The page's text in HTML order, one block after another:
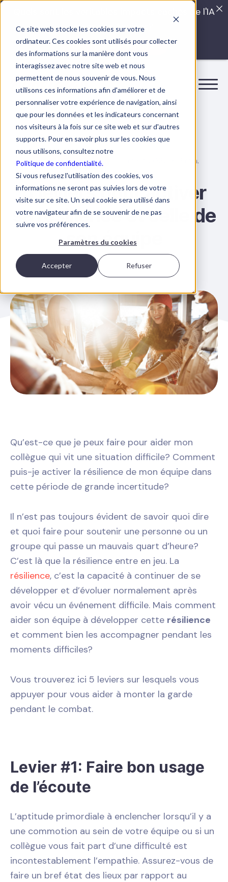
Ce site web stocke les cookies sur votre
ordinateur. Ces cookies sont utilisés pour collecter
des informations sur la manière dont vous
interagissez avec notre site web et nous
permettent de nous souvenir de vous. Nous
utilisons ces informations afin d'améliorer et de
personnaliser votre expérience de navigation, ainsi
que pour les données et les indicateurs concernant
nos visiteurs à la fois sur ce site web et sur d'autres
supports. Pour en savoir plus sur les cookies que
nous utilisons, consultez notre
Politique de confidentialité.
Si vous refusez l'utilisation des cookies, vos
informations ne seront pas suivies lors de votre
visite sur ce site. Un seul cookie sera utilisé dans
votre navigateur afin de se souvenir de ne pas
suivre vos préférences.
Paramètres du cookies
Accepter Refuser
Bien-être au travail 6 min.
5 leviers pour activer
sa résilience et celle de
son équipe
Qu’est-ce que je peux faire pour aider mon
collègue qui vit une situation difficile? Comment
puis-je activer la résilience de mon équipe dans
cette période de grande incertitude?
Il n’est pas toujours évident de savoir quoi dire
et quoi faire pour soutenir une personne ou un
groupe qui passe un mauvais quart d’heure?
C’est là que la résilience entre en jeu. La
résilience, c’est la capacité à continuer de se
développer et d’évoluer normalement après
avoir vécu un événement difficile. Mais comment
aider son équipe à développer cette résilience
et comment bien les accompagner pendant les
moments difficiles?
Vous trouverez ici 5 leviers sur lesquels vous
appuyer pour vous aider à monter la garde
pendant le combat.
Levier #1: Faire bon usage
de l’écoute
L’aptitude primordiale à enclencher lorsqu’il y a
une commotion au sein de votre équipe ou si un
collègue vous fait part d’une difficulté est
incontestablement l’empathie. Assurez-vous de
faire un bref état des lieux par rapport au
Quels sont les véritables impacts cachés de l'IA
dans vos équipes?
LISEZ LE GUIDE INTERDIT